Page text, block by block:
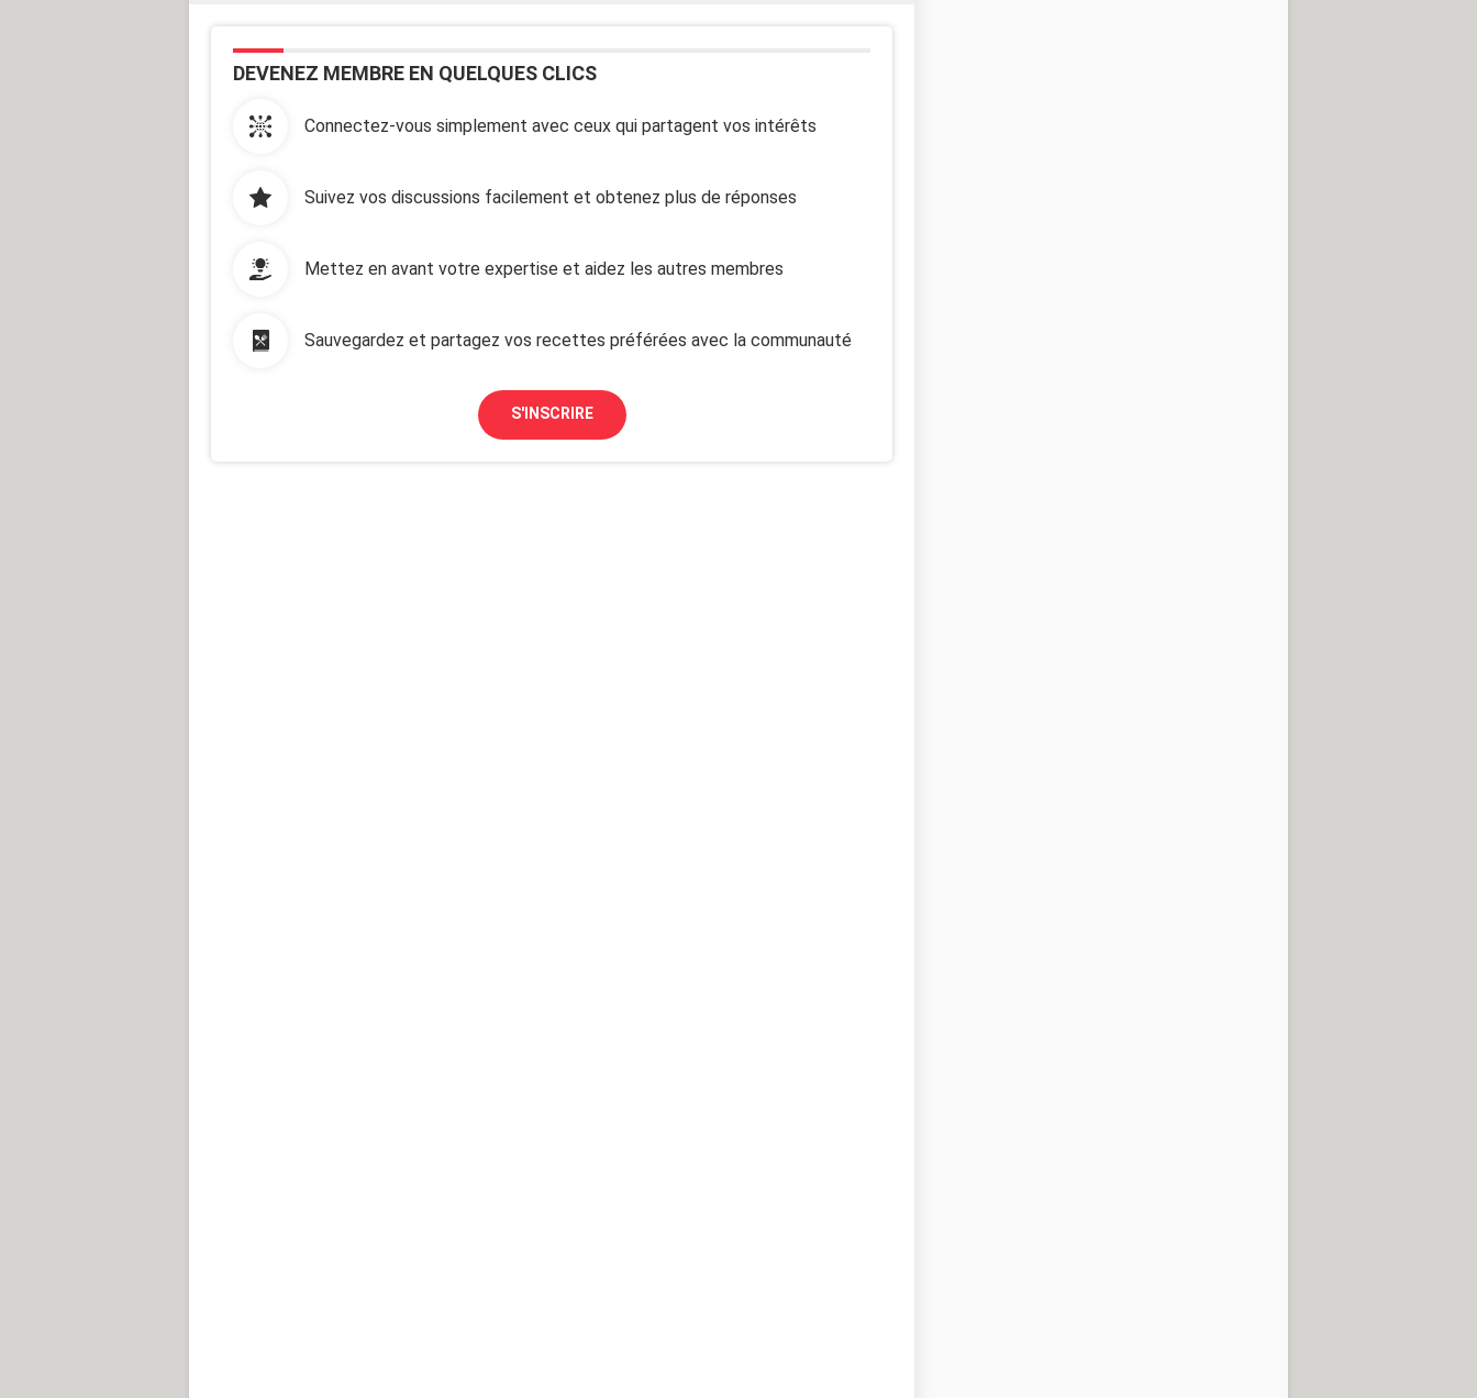
DEVENEZ MEMBRE EN QUELQUES CLICS
Connectez-vous simplement avec ceux qui partagent vos intérêts
Suivez vos discussions facilement et obtenez plus de réponses
Mettez en avant votre expertise et aidez les autres membres
Sauvegardez et partagez vos recettes préférées avec la communauté
S'INSCRIRE